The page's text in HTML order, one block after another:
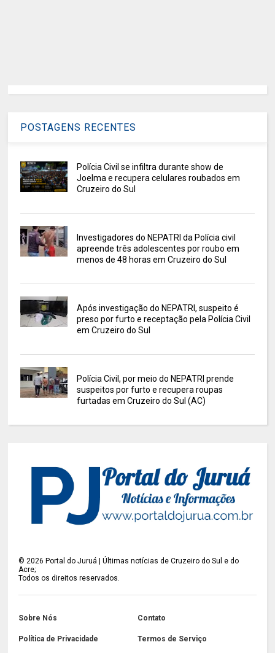
POSTAGENS RECENTES
Polícia Civil se infiltra durante show de
Joelma e recupera celulares roubados em
Cruzeiro do Sul
Investigadores do NEPATRI da Polícia civil
apreende três adolescentes por roubo em
menos de 48 horas em Cruzeiro do Sul
Após investigação do NEPATRI, suspeito é
preso por furto e receptação pela Polícia Civil
em Cruzeiro do Sul
Polícia Civil, por meio do NEPATRI prende
suspeitos por furto e recupera roupas
furtadas em Cruzeiro do Sul (AC)
©2026 Portal do Juruá | Últimas notícias de Cruzeiro do Sul e do
Acre;
Todos os direitos reservados.
Sobre Nós Contato
Política de Privacidade Termos de Serviço